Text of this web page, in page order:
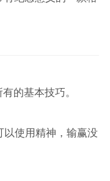
的基本技巧。
以使用精神，输赢没